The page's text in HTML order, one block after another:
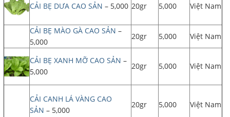
CẢI BẸ DƯA CAO SẢN – 5,000 20gr 5,000 Việt Nam
CẢI BẸ MÀO GÀ CAO SẢN –
5,000
20gr 5,000 Việt Nam
CẢI BẸ XANH MỠ CAO SẢN –
5,000
20gr 5,000 Việt Nam
CẢI CANH LÁ VÀNG CAO
SẢN – 5,000
20gr 5,000 Việt Nam